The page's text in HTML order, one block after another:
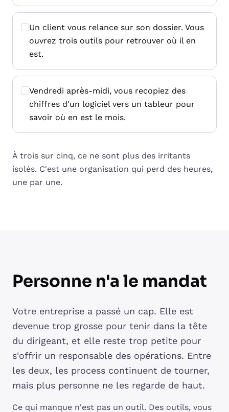
Un client vous relance sur son dossier. Vous
ouvrez trois outils pour retrouver où il en
est.
Vendredi après-midi, vous recopiez des
chiffres d'un logiciel vers un tableur pour
savoir où en est le mois.
À trois sur cinq, ce ne sont plus des irritants
isolés. C'est une organisation qui perd des heures,
une par une.
Personne n'a le mandat
Votre entreprise a passé un cap. Elle est
devenue trop grosse pour tenir dans la tête
du dirigeant, et elle reste trop petite pour
s'offrir un responsable des opérations. Entre
les deux, les process continuent de tourner,
mais plus personne ne les regarde de haut.
Ce qui manque n'est pas un outil. Des outils, vous